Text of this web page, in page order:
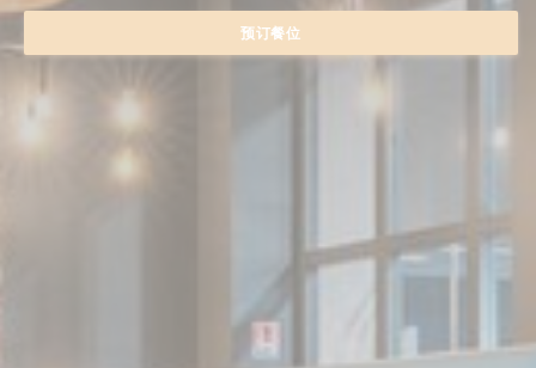
预订餐位